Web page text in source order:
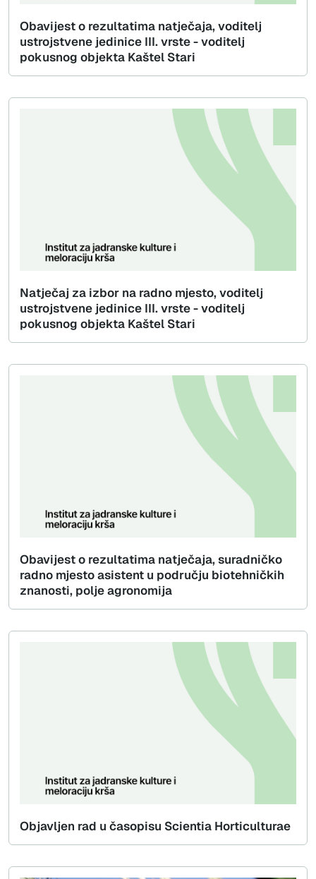
Obavijest o rezultatima natječaja, voditelj
ustrojstvene jedinice III. vrste - voditelj
pokusnog objekta Kaštel Stari
Natječaj za izbor na radno mjesto, voditelj
ustrojstvene jedinice III. vrste - voditelj
pokusnog objekta Kaštel Stari
Obavijest o rezultatima natječaja, suradničko
radno mjesto asistent u području biotehničkih
znanosti, polje agronomija
Objavljen rad u časopisu Scientia Horticulturae